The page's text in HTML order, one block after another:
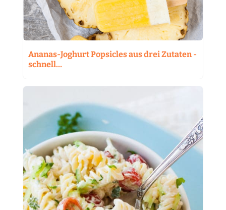
Ananas-Joghurt Popsicles aus drei Zutaten -
schnell…